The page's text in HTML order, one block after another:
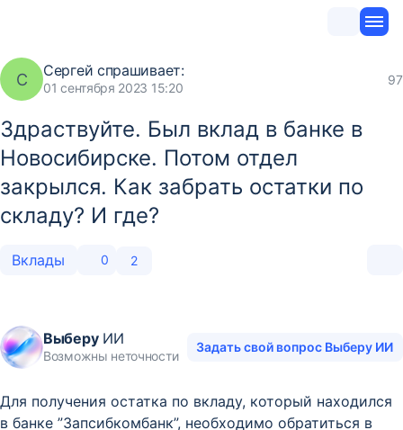
С Сергей спрашивает:
01 сентября 2023 15:20
97
Здраствуйте. Был вклад в банке в
Новосибирске. Потом отдел
закрылся. Как забрать остатки по
складу? И где?
Вклады 0 2
ВыберуИИ
Возможны неточности
Задать свой вопрос Выберу ИИ
Для получения остатка по вкладу, который находился
в банке ”Запсибкомбанк”, необходимо обратиться в